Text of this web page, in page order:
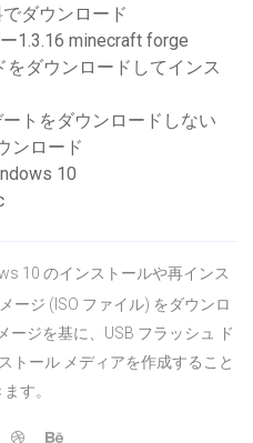
ダウンロード
1.3.16 minecraft forge
ダウンロードしてインス
トをダウンロードしない
ンロード
10
10 のインストールや再インス
ージ (ISO ファイル) をダウンロ
ージを基に、USB フラッシュ ド
トール メディアを作成すること
す。